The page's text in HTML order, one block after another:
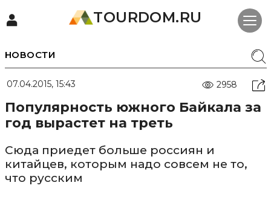
TOURDOM.RU
НОВОСТИ
07.04.2015, 15:43 2958
Популярность южного Байкала за
год вырастет на треть
Сюда приедет больше россиян и
китайцев, которым надо совсем не то,
что русским